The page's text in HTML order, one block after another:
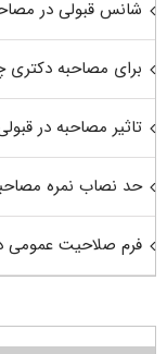
شانس قبولی در
برای مصاحبه دکتری
تاثیر مصاحبه در
حد نصاب نمره
فرم صلاحیت عمومی